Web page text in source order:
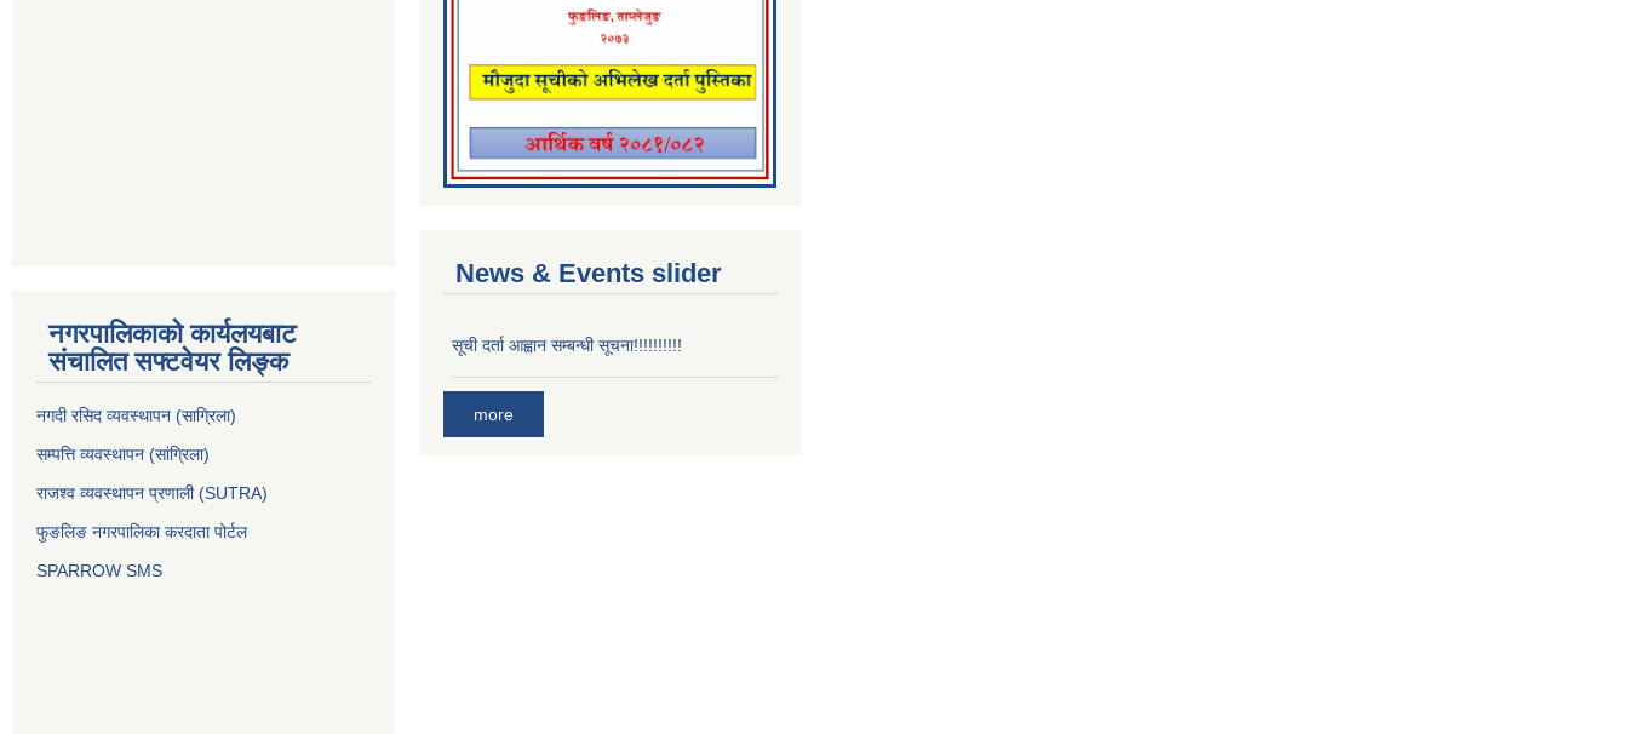
नगरपालिकाको कार्यलयबाट
संचालित सफ्टवेयर लिङ्क
नगदी रसिद व्यवस्थापन (साग्रिला)
सम्पत्ति व्यवस्थापन (सांग्रिला)
राजश्व व्यवस्थापन प्रणाली (SUTRA)
फुङलिङ नगरपालिका करदाता पोर्टल
SPARROW SMS
News & Events slider
सूची दर्ता आह्वान सम्बन्धी सूचना!!!!!!!!!!
more